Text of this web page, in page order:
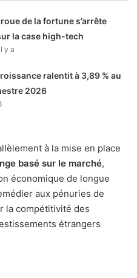
de la fortune s’arrête
la case high-tech
y a
ralentit à 3,89 % au
2026
à la mise en place
basé sur le marché,
économique de longue
aux pénuries de
la compétitivité des
étrangers